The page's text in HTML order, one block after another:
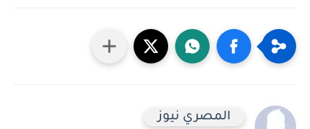
المصري نيوز